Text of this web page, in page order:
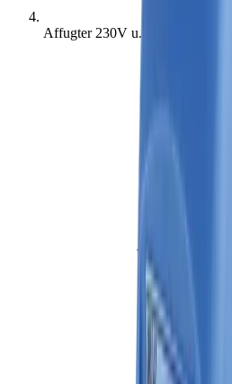
Affugter 230V u. varme 55 l/døgn